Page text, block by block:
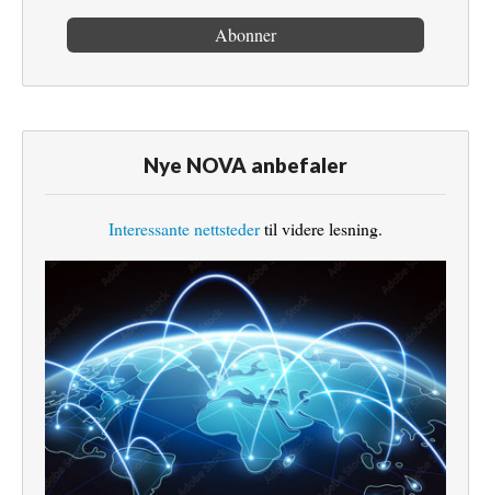
Nye NOVA anbefaler
Interessante nettstedertil videre lesning.